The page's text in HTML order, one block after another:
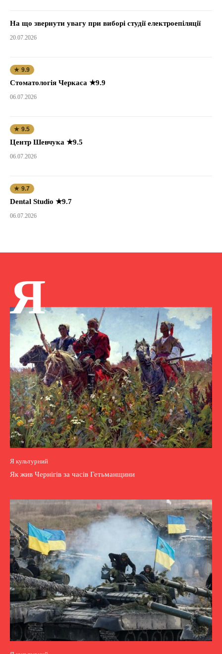
На що звернути увагу при виборі студії електроепіляції
20.07.2026
★ 9.9
Стоматологія Черкаса ★9.9
06.07.2026
★ 9.5
Центр Шевчука ★9.5
06.07.2026
★ 9.7
Dental Studio ★9.7
06.07.2026
Я
Я культурний
Як жив Чернігів за часів Гетьманщини